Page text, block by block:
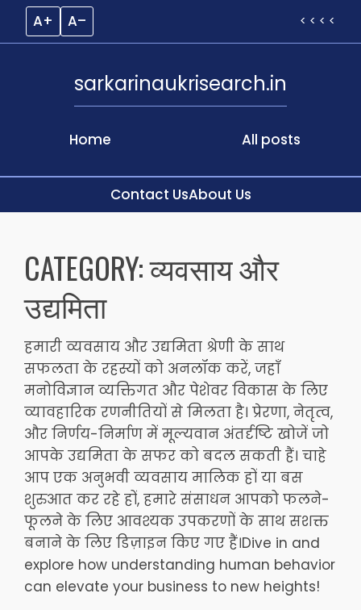
A+ A– < < < <
Home
sarkarinaukrisearch.in
All posts
Contact UsAbout Us
contentCATEGORY:व्यवसाय और
उद्यमिता
हमारी व्यवसाय और उद्यमिता श्रेणी के साथ
सफलता के रहस्यों को अनलॉक करें, जहाँ
मनोविज्ञान व्यक्तिगत और पेशेवर विकास के लिए
व्यावहारिक रणनीतियों से मिलता है। प्रेरणा, नेतृत्व,
और निर्णय-निर्माण में मूल्यवान अंतर्दृष्टि खोजें जो
आपके उद्यमिता के सफर को बदल सकती हैं। चाहे
आप एक अनुभवी व्यवसाय मालिक हों या बस
शुरुआत कर रहे हों, हमारे संसाधन आपको फलने-
फूलने के लिए आवश्यक उपकरणों के साथ सशक्त
बनाने के लिए डिज़ाइन किए गए हैं।Dive in and
explore how understanding human behavior
can elevate your business to new heights!